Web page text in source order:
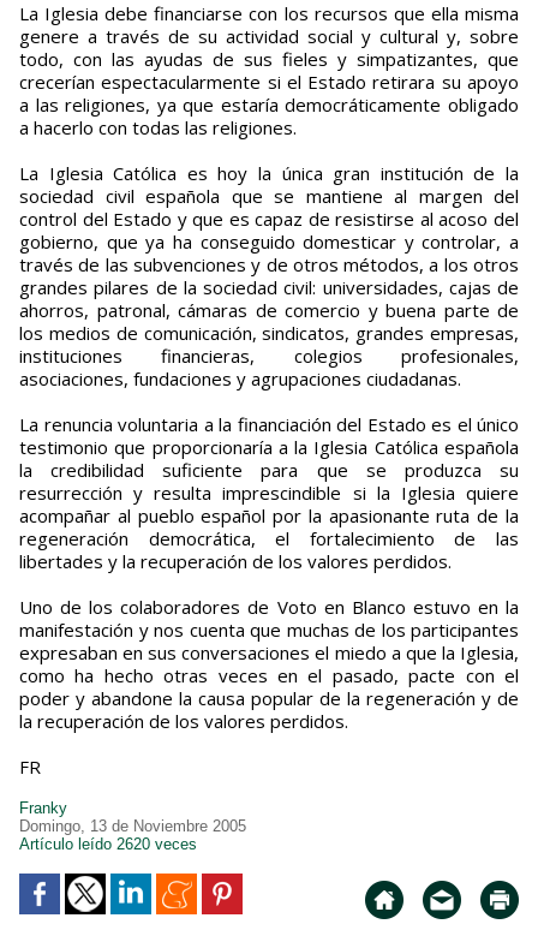
La Iglesia debe financiarse con los recursos que ella misma
genere a través de su actividad social y cultural y, sobre
todo, con las ayudas de sus fieles y simpatizantes, que
crecerían espectacularmente si el Estado retirara su apoyo
a las religiones, ya que estaría democráticamente obligado
a hacerlo con todas las religiones.
La Iglesia Católica es hoy la única gran institución de la
sociedad civil española que se mantiene al margen del
control del Estado y que es capaz de resistirse al acoso del
gobierno, que ya ha conseguido domesticar y controlar, a
través de las subvenciones y de otros métodos, a los otros
grandes pilares de la sociedad civil: universidades, cajas de
ahorros, patronal, cámaras de comercio y buena parte de
los medios de comunicación, sindicatos, grandes empresas,
instituciones financieras, colegios profesionales,
asociaciones, fundaciones y agrupaciones ciudadanas.
La renuncia voluntaria a la financiación del Estado es el único
testimonio que proporcionaría a la Iglesia Católica española
la credibilidad suficiente para que se produzca su
resurrección y resulta imprescindible si la Iglesia quiere
acompañar al pueblo español por la apasionante ruta de la
regeneración democrática, el fortalecimiento de las
libertades y la recuperación de los valores perdidos.
Uno de los colaboradores de Voto en Blanco estuvo en la
manifestación y nos cuenta que muchas de los participantes
expresaban en sus conversaciones el miedo a que la Iglesia,
como ha hecho otras veces en el pasado, pacte con el
poder y abandone la causa popular de la regeneración y de
la recuperación de los valores perdidos.
FR
Franky
Domingo, 13 de Noviembre 2005
Artículo leído 2620 veces